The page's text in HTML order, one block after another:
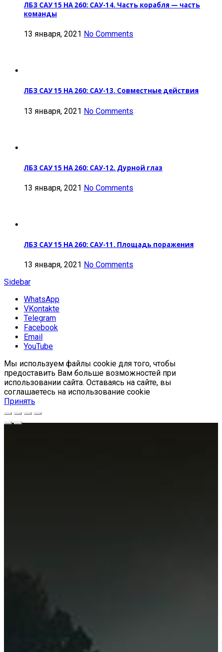
ЛБЗ САУ 15 НА 260: САУ-14. Часть корабля — часть
команды
13 января, 2021 No Comments
ЛБЗ САУ 15 НА 260: САУ-13. Совместные действия
13 января, 2021 No Comments
ЛБЗ САУ 15 НА 260: САУ-12. Дурной глаз
13 января, 2021 No Comments
ЛБЗ САУ 15 НА 260: САУ-11. Площадь поражения
13 января, 2021 No Comments
Sidebar
WhatsApp
VKontakte
Telegram
Facebook
Email
YouTube
Мы используем файлы cookie для того, чтобы
предоставить Вам больше возможностей при
использовании сайта. Оставаясь на сайте, вы
соглашаетесь на использование cookie
Принять